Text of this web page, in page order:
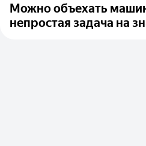
Можно объехать
непростая задача на